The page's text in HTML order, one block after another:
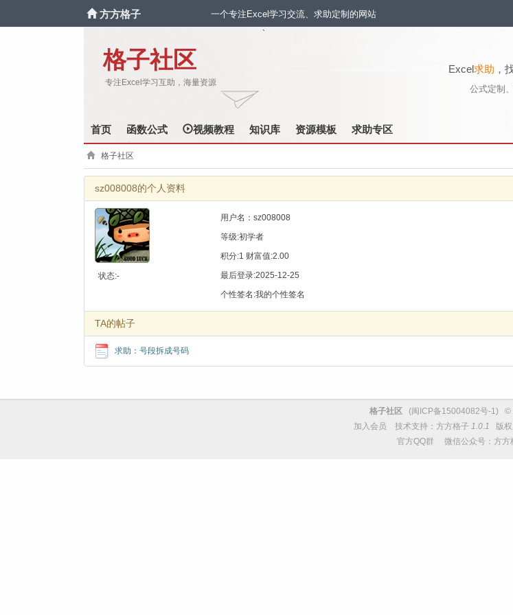
方方格子 一个专注Excel学习交流、求助定制的网站
格子社区
专注Excel学习互助，海量资源
Excel求助 ，
公式定制
`
首页 函数公式 视频教程 知识库 资源模板 求助专区
格子社区
sz008008的个人资料
状态:-
用户名：sz008008
等级:初学者
积分:1 财富值:2.00
最后登录:2025-12-25
个性签名:我的个性签名
TA的帖子
求助：号段拆成号码
格子社区(闽ICP备15004082号-1) ©
加入会员 技术支持： 方方格子 1.0.1 版权
官方QQ群 微信公众号：方方